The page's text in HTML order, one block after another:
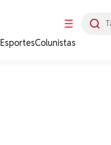
☰
EsportesColunistas